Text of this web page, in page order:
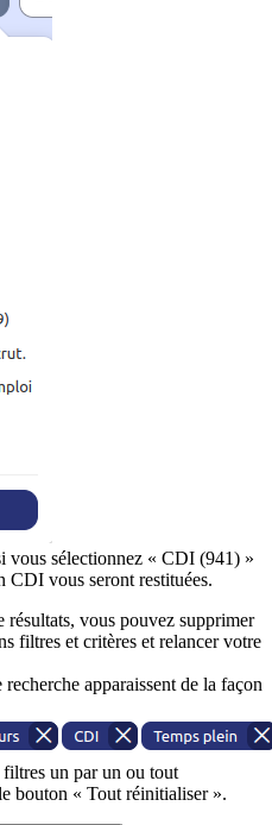
vous sélectionnez « CDI (941) »
CDI vous seront restituées.
résultats, vous pouvez supprimer
filtres et critères et relancer votre
apparaissent de la façon
un par un ou tout
bouton « Tout réinitialiser ».